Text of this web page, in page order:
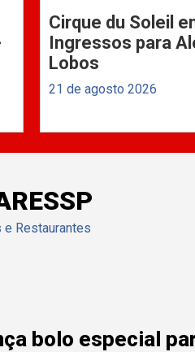
Cirque du Soleil
Ingressos para
Lobos
21 de agosto 2026
Restaurantes
bolo especial